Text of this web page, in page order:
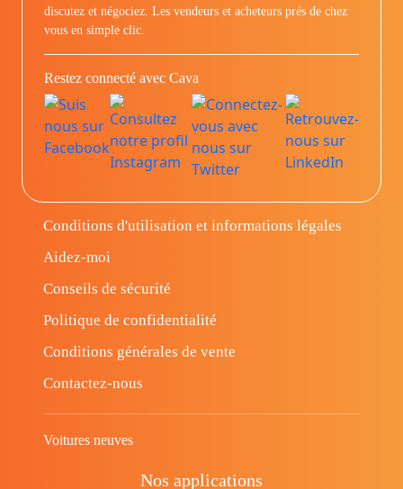
discutez et négociez. Les vendeurs et acheteurs prés de chez
vous en simple clic.
Restez connecté avec Cava
Conditions d'utilisation et informations légales
Aidez-moi
Conseils de sécurité
Politique de confidentialité
Conditions générales de vente
Contactez-nous
Voitures neuves
Nos applications